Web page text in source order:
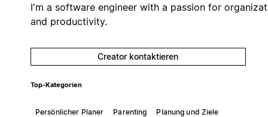
I'm a software engineer with a passion for
and productivity.
Creator kontaktieren
Top-Kategorien
Persönlicher Planer Parenting Planung und Ziele